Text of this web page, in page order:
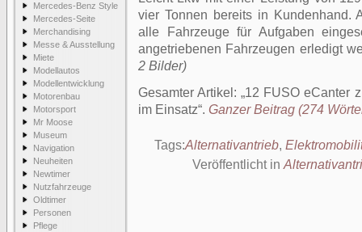
Mercedes-Benz Style
Mercedes-Seite
Merchandising
Messe & Ausstellung
Miete
Modellautos
Modellentwicklung
Motorenbau
Motorsport
Mr Moose
Museum
Navigation
Neuheiten
Newtimer
Nutzfahrzeuge
Oldtimer
Personen
Pflege
vier Tonnen bereits in Kundenhand.
alle Fahrzeuge für Aufgaben
angetriebenen Fahrzeugen erledigt
2 Bilder)
Gesamter Artikel: 12 FUSO eCanter
im Einsatz . Ganzer Beitrag (274
Tags:Alternativantrieb,
Veröffentlicht in